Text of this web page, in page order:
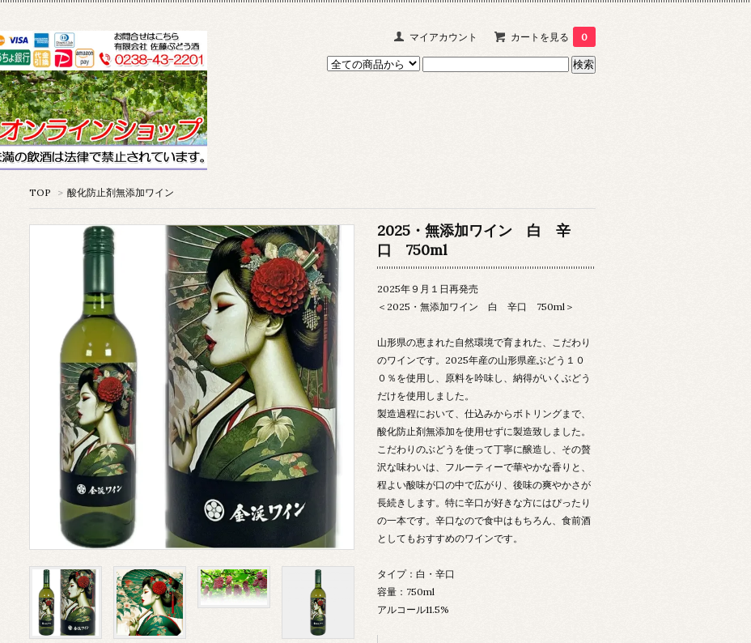
マイアカウント カートを見る 0
TOP > 酸化防止剤無添加ワイン
2025・無添加ワイン 白 辛
口 750ml
2025年９月１日再発売
＜2025・無添加ワイン 白 辛口 750ml＞
山形県の恵まれた自然環境で育まれた、こだわり
のワインです。2025年産の山形県産ぶどう１０
０％を使用し、原料を吟味し、納得がいくぶどう
だけを使用しました。
製造過程において、仕込みからボトリングまで、
酸化防止剤無添加を使用せずに製造致しました。
こだわりのぶどうを使って丁寧に醸造し、その贅
沢な味わいは、フルーティーで華やかな香りと、
程よい酸味が口の中で広がり、後味の爽やかさが
長続きします。特に辛口が好きな方にはぴったり
の一本です。辛口なので食中はもちろん、食前酒
としてもおすすめのワインです。
タイプ：白・辛口
容量：750ml
アルコール11.5%